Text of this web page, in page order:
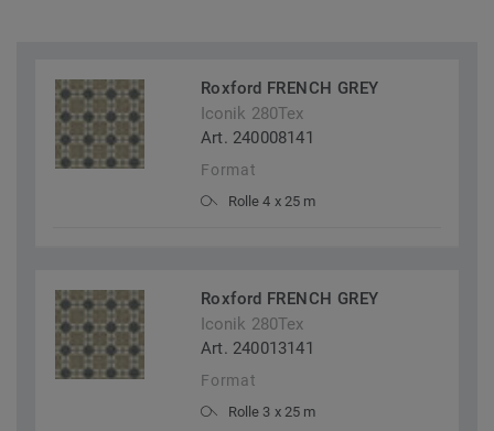
Roxford FRENCH GREY
Iconik 280Tex
Art. 240008141
Format
Rolle 4 x 25 m
Roxford FRENCH GREY
Iconik 280Tex
Art. 240013141
Format
Rolle 3 x 25 m